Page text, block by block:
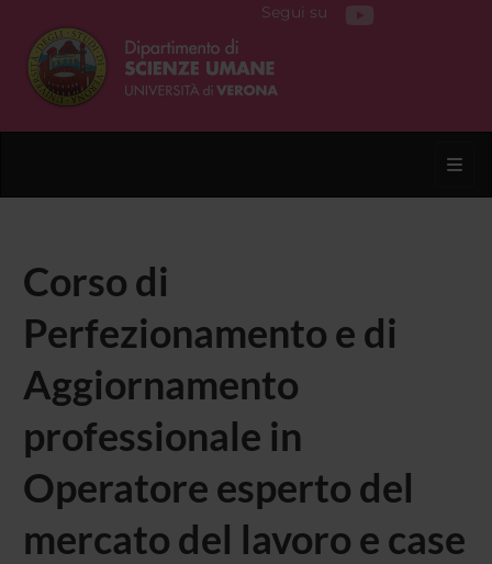
Segui su
Corso di
Perfezionamento e di
Aggiornamento
professionale in
Operatore esperto del
mercato del lavoro e case